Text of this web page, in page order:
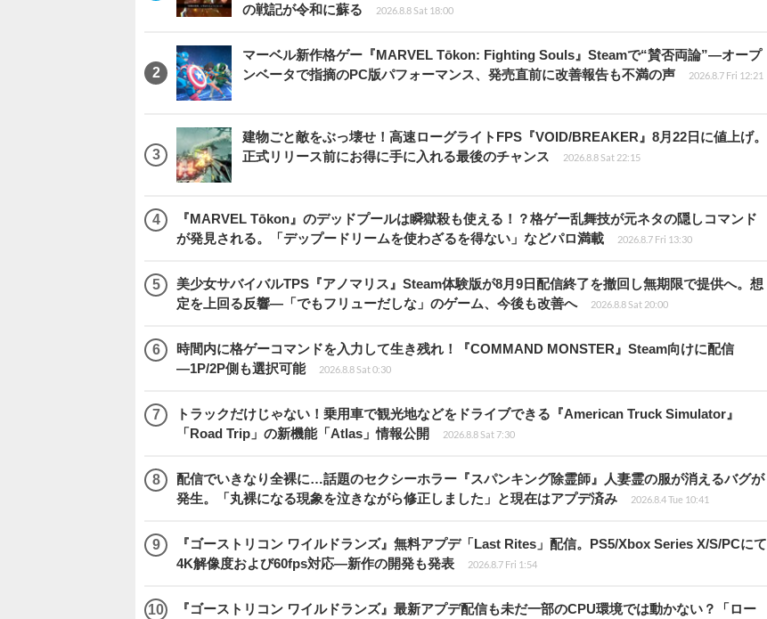
の戦記が令和に蘇る
2026.8.8 Sat 18:00
マーベル新作格ゲー『MARVEL Tōkon: Fighting Souls』Steamで“賛否両論”―オープ
ンベータで指摘のPC版パフォーマンス、発売直前に改善報告も不満の声
2026.8.7 Fri 12:21
建物ごと敵をぶっ壊せ！高速ローグライトFPS『VOID/BREAKER』8月22日に値上げ。
正式リリース前にお得に手に入れる最後のチャンス
2026.8.8 Sat 22:15
『MARVEL Tōkon』のデッドプールは瞬獄殺も使える！？格ゲー乱舞技が元ネタの隠しコマンド
が発見される。「デップードリームを使わざるを得ない」などパロ満載
2026.8.7 Fri 13:30
美少女サバイバルTPS『アノマリス』Steam体験版が8月9日配信終了を撤回し無期限で提供へ。想
定を上回る反響―「でもフリューだしな」のゲーム、今後も改善へ
2026.8.8 Sat 20:00
時間内に格ゲーコマンドを入力して生き残れ！『COMMAND MONSTER』Steam向けに配信
―1P/2P側も選択可能
2026.8.8 Sat 0:30
トラックだけじゃない！乗用車で観光地などをドライブできる『American Truck Simulator』
「Road Trip」の新機能「Atlas」情報公開
2026.8.8 Sat 7:30
配信でいきなり全裸に…話題のセクシーホラー『スパンキング除霊師』人妻霊の服が消えるバグが
発生。「丸裸になる現象を泣きながら修正しました」と現在はアプデ済み
2026.8.4 Tue 10:41
『ゴーストリコン ワイルドランズ』無料アプデ「Last Rites」配信。PS5/Xbox Series X/S/PCにて
4K解像度および60fps対応―新作の開発も発表
2026.8.7 Fri 1:54
『ゴーストリコン ワイルドランズ』最新アプデ配信も未だ一部のCPU環境では動かない？「ロー